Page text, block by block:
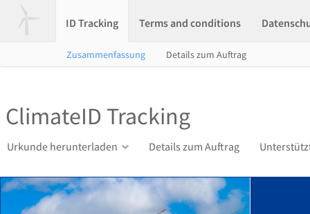
ID Tracking Terms and conditions
Zusammenfassung Details zum Auftrag
ClimateID Tracking
Urkunde herunterladen Details zum Auftrag